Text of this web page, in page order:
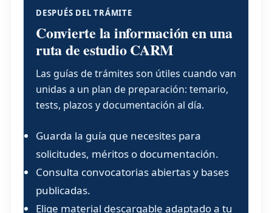
DESPUÉS DEL TRÁMITE
Convierte la información en una
ruta de estudio CARM
Las guías de trámites son útiles cuando van
unidas a un plan de preparación: temario,
tests, plazos y documentación al día.
Guarda la guía que necesites para
solicitudes, méritos o documentación.
Consulta convocatorias abiertas y bases
publicadas.
Elige material descargable adaptado a tu